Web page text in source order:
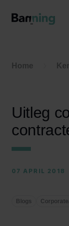
Home
Uitleg
07 APRIL 2018
Blogs